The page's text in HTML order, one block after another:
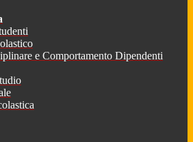
e Comportamento Dipendenti